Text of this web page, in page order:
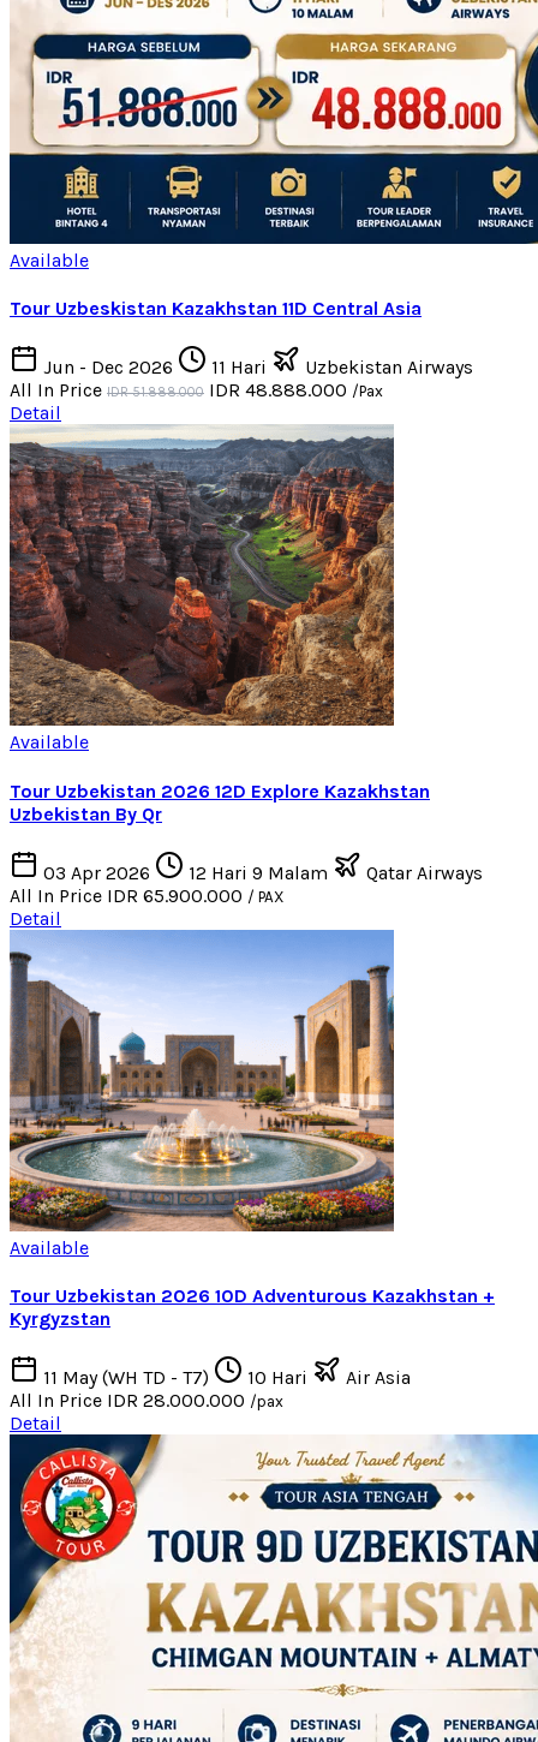
Available
Tour Uzbeskistan Kazakhstan 11D Central Asia
Jun - Dec 2026 11 Hari
Uzbekistan Airways
All In Price IDR 51.888.000 IDR 48.888.000 /Pax
Detail
Available
Tour Uzbekistan 2026 12D Explore Kazakhstan
Uzbekistan By Qr
03 Apr 2026 12 Hari 9 Malam
Qatar Airways
All In Price IDR 65.900.000 / PAX
Detail
Available
Tour Uzbekistan 2026 10D Adventurous Kazakhstan +
Kyrgyzstan
11 May (WH TD - T7) 10 Hari
Air Asia
All In Price IDR 28.000.000 /pax
Detail